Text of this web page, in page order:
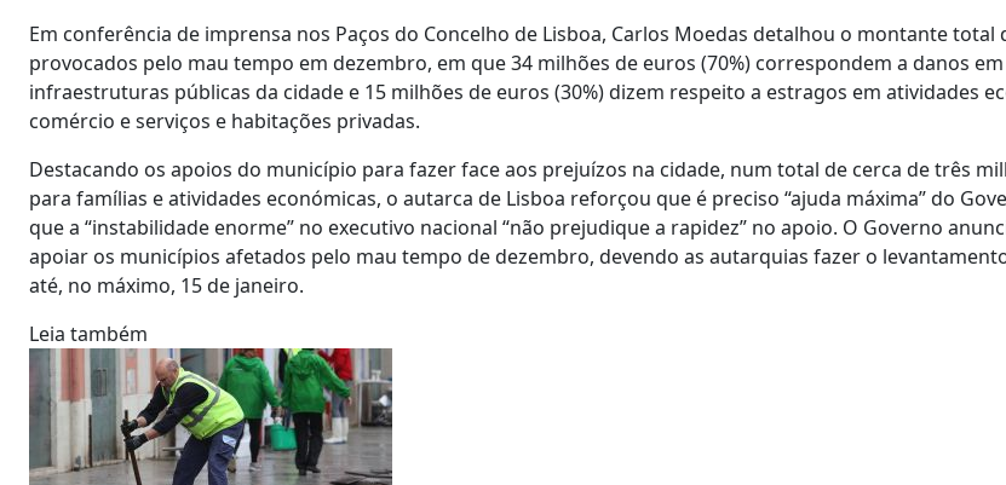
Em conferência de imprensa nos Paços do Concelho de Lisboa, Carlos Moedas detalhou o montante total
provocados pelo mau tempo em dezembro, em que 34 milhões de euros (70%) correspondem a danos
infraestruturas públicas da cidade e 15 milhões de euros (30%) dizem respeito a estragos em atividades
comércio e serviços e habitações privadas.
Destacando os apoios do município para fazer face aos prejuízos na cidade, num total de cerca de três
para famílias e atividades económicas, o autarca de Lisboa reforçou que é preciso “ajuda máxima” do
que a “instabilidade enorme” no executivo nacional “não prejudique a rapidez” no apoio. O Governo
apoiar os municípios afetados pelo mau tempo de dezembro, devendo as autarquias fazer o
até, no máximo, 15 de janeiro.
Leia também